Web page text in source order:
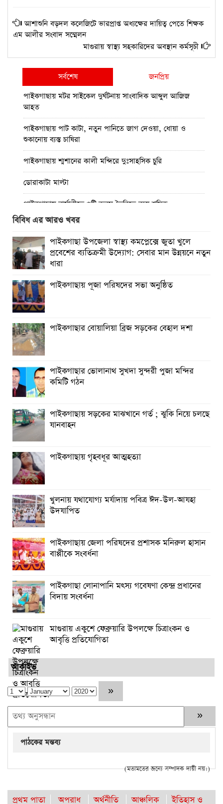
আশাশুনি বড়দল কলেজিটে ভারপ্রাপ্ত অধ্যক্ষের দায়িত্ব পেতে শিক্ষক
এম আলীর সংবাদ সম্মেলন
মাগুরায় স্বাস্থ্য সহকারিদের অবস্থান কর্মসূচী
সর্বশেষ
জনপ্রিয়
পাইকগাছায় মটর সাইকেল দুর্ঘটনায় সাংবাদিক আব্দুল আজিজ
আহত
পাইকগাছায় পাট কাটা, নতুন পানিতে জাগ দেওয়া, ধোয়া ও
শুকানোয় ব্যস্ত চাষিরা
পাইকগাছায় শ্মশানের কালী মন্দিরে দুঃসাহসিক চুরি
ডোরাকাটা মাল্টা
পাইকগাছায় নার্সারীতে গুটি কলম তৈরিতে ব্যস্ত শ্রমিক
বিশ্ব জুড়ে আদিবাসী জনগোষ্ঠী ক্রমাগত ঝুঁকিতে
নিত্য প্রয়োজনীয় দ্রব্যমূল্যের উর্ধ্বগতির প্রতিবাদে মাগুরায় ১১দলীয়
ঐক্য জোটেরস্মারকলিপি প্রদান
মাগুরায় সাকিব আল হাসানের বাড়িতে ভাঙচুর, পেট্রোল নিক্ষেপ ও
অগ্নিসংযোগ
বিবিধ এর আরও খবর
পাইকগাছা উপজেলা স্বাস্থ্য কমপ্লেক্সে জুতা খুলে
প্রবেশের ব্যতিক্রমী উদ্যোগ: সেবার মান উন্নয়নে নতুন
ধারা
পাইকগাছায় পূজা পরিষদের সভা অনুষ্ঠিত
পাইকগাছার বোয়ালিয়া ব্রিজ সড়কের বেহাল দশা
পাইকগাছার ভোলানাথ সুখদা সুন্দরী পুজা মন্দির
কমিটি গঠন
পাইকগাছায় সড়কের মাঝখানে গর্ত ; ঝুকি নিয়ে চলছে
যানবাহন
পাইকগাছায় গৃহবধূর আত্মহত্যা
খুলনায় যথাযোগ্য মর্যাদায় পবিত্র ঈদ-উল-আযহা
উদযাপিত
পাইকগাছায় জেলা পরিষদের প্রশাসক মনিরুল হাসান
বাপ্পীকে সংবর্ধনা
পাইকগাছা লোনাপানি মৎস্য গবেষণা কেন্দ্র প্রধানের
বিদায় সংবর্ধনা
মাগুরায় একুশে ফেব্রুয়ারি উপলক্ষে চিত্রাংকন ও
আবৃত্তি প্রতিযোগিতা
আর্কাইভ
পাঠকের মন্তব্য
(মতামতের জন্যে সম্পাদক দায়ী নয়।)
প্রথম পাতা অপরাধ অর্থনীতি আঞ্চলিক ইতিহাস ও